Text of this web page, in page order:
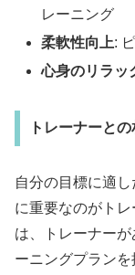
レーニング
柔軟性向上:
心身のリラッ
トレーナーと
自分の目標に適
に重要なのがト
は、トレーナー
ーニングプラン